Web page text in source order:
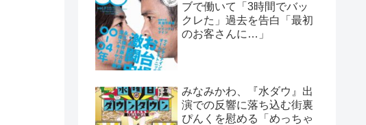
ブで働いて「3時間でバッ
クレた」過去を告白「最初
のお客さんに…」
みなみかわ、『水ダウ』出
演での反響に落ち込む街裏
ぴんくを慰める「めっちゃ